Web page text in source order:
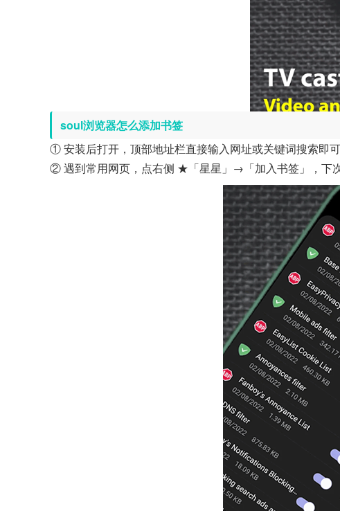
soul浏览器怎么添加书签
① 安装后打开，顶部地址栏直接输入网址或关键词搜索即可
② 遇到常用网页，点右侧 ★「星星」→「加入书签」，下次